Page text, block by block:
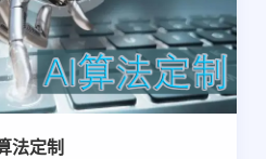
法定制